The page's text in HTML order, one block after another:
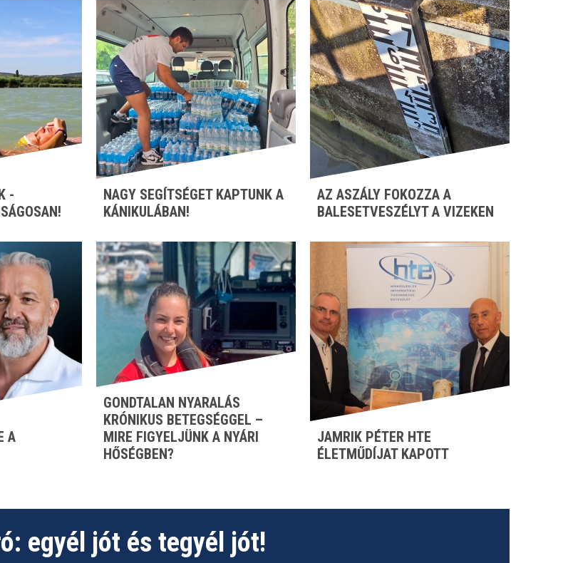
-
NAGY SEGÍTSÉGET KAPTUNK A
KÁNIKULÁBAN!
AZ ASZÁLY FOKOZZA A
BALESETVESZÉLYT A VIZEKEN
A
GONDTALAN NYARALÁS
KRÓNIKUS BETEGSÉGGEL –
MIRE FIGYELJÜNK A NYÁRI
HŐSÉGBEN?
JAMRIK PÉTER HTE
ÉLETMŰDÍJAT KAPOTT
egyél jót és tegyél jót!